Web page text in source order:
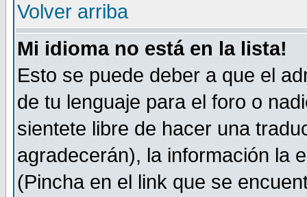
Volver arriba
Mi idioma no está en la lista!
Esto se puede deber a que el
de tu lenguaje para el foro o
sientete libre de hacer una
agradecerán), la información la
(Pincha en el link que se